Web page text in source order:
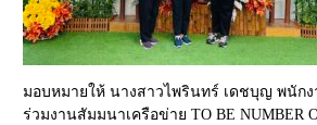
มอบหมายให้ นางสาวไพรินทร์ เดชบุญ พนัก
ร่วมงานสัมมนาเครือข่าย TO BE NUMBER